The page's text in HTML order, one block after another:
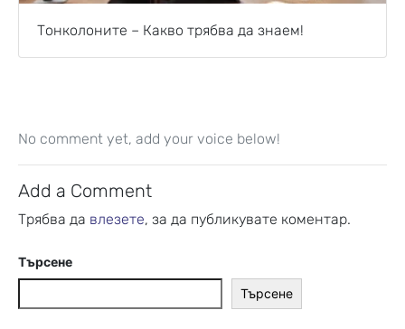
Тонколоните – Какво трябва да знаем!
No comment yet, add your voice below!
Add a Comment
Трябва да влезете, за да публикувате коментар.
Търсене
Търсене